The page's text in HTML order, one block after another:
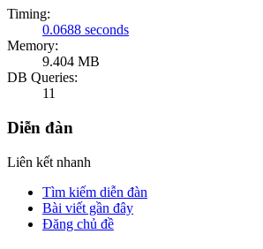
Timing:
0.0688 seconds
Memory:
9.404 MB
DB Queries:
11
Diễn đàn
Liên kết nhanh
Tìm kiếm diễn đàn
Bài viết gần đây
Đăng chủ đề